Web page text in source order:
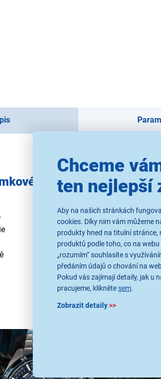
Chceme
ten nejlepší
Aby na našich stránkách
cookies. Díky nim vám můžeme
produkty hned na titulní
produktů podle toho, co na
„rozumím“ souhlasíte s
předáním údajů o chování na
Pokud vás zajímají detaily, jak u
pracujeme, klikněte sem.
Zobrazit detaily>>
hodinky Casio EFR-